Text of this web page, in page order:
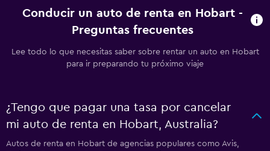
Conducir un auto de renta en Hobart -
Preguntas frecuentes
Lee todo lo que necesitas saber sobre rentar un auto en Hobart
para ir preparando tu próximo viaje
¿Tengo que pagar una tasa por cancelar
mi auto de renta en Hobart, Australia?
Autos de renta en Hobart de agencias populares como Avis,